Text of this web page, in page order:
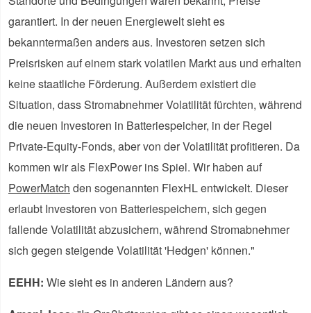
garantiert. In der neuen Energiewelt sieht es
bekanntermaßen anders aus. Investoren setzen sich
Preisrisken auf einem stark volatilen Markt aus und erhalten
keine staatliche Förderung. Außerdem existiert die
Situation, dass Stromabnehmer Volatilität fürchten, während
die neuen Investoren in Batteriespeicher, in der Regel
Private-Equity-Fonds, aber von der Volatilität profitieren. Da
kommen wir als FlexPower ins Spiel. Wir haben auf
PowerMatch den sogenannten FlexHL entwickelt. Dieser
erlaubt Investoren von Batteriespeichern, sich gegen
fallende Volatilität abzusichern, während Stromabnehmer
sich gegen steigende Volatilität 'Hedgen' können."
EEHH: Wie sieht es in anderen Ländern aus?